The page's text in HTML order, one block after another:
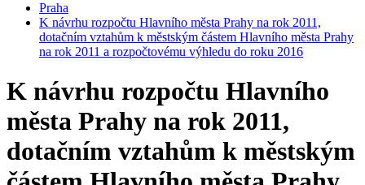
Praha
K návrhu rozpočtu Hlavního města Prahy na rok 2011,
dotačním vztahům k městským částem Hlavního města Prahy
na rok 2011 a rozpočtovému výhledu do roku 2016
K návrhu rozpočtu Hlavního
města Prahy na rok 2011,
dotačním vztahům k městským